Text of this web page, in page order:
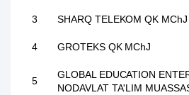
3 SHARQ TELEKOM QK MChJ
4 GROTEKS QK MChJ
5
GLOBAL EDUCATION
NODAVLAT TA'LIM